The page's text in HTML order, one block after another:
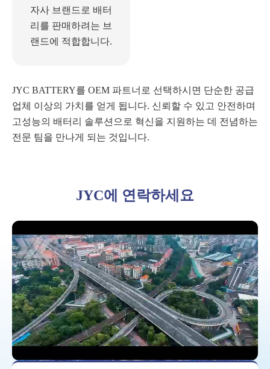
자사 브랜드로 배터
리를 판매하려는 브
랜드에 적합합니다.
JYC BATTERY를 OEM 파트너로 선택하시면 단순한 공급
업체 이상의 가치를 얻게 됩니다. 신뢰할 수 있고 안전하며
고성능의 배터리 솔루션으로 혁신을 지원하는 데 전념하는
전문 팀을 만나게 되는 것입니다.
JYC에 연락하세요